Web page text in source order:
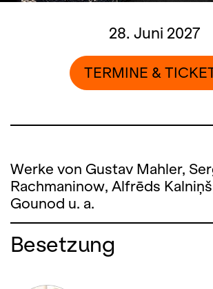
28. Juni 2027
TERMINE &
Werke von Gustav Mahler,
Rachmaninow, Alfrēds
Gounod u. a.
Besetzung